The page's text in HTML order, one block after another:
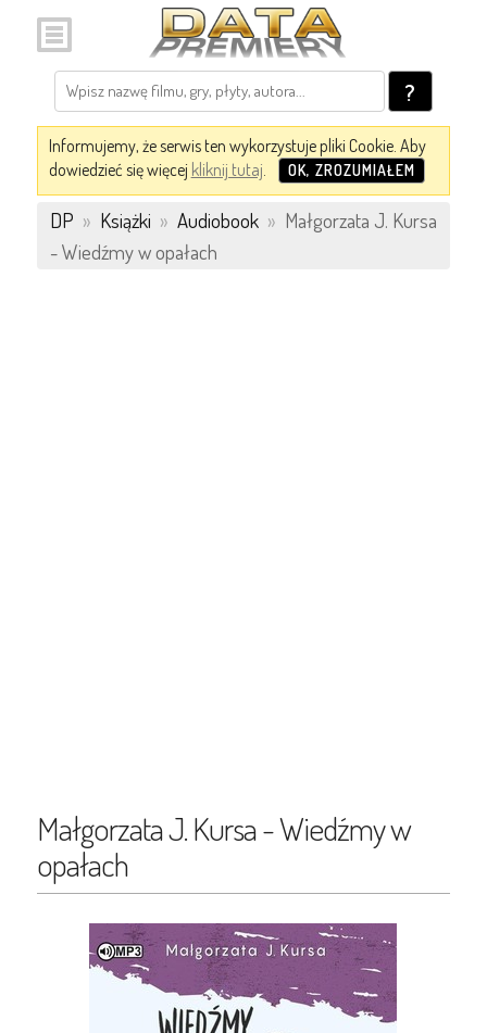
?
Informujemy, że serwis ten wykorzystuje pliki Cookie. Aby
dowiedzieć się więcej kliknij tutaj. OK, ZROZUMIAŁEM
DP » Książki » Audiobook » Małgorzata J. Kursa
- Wiedźmy w opałach
Małgorzata J. Kursa - Wiedźmy w
opałach